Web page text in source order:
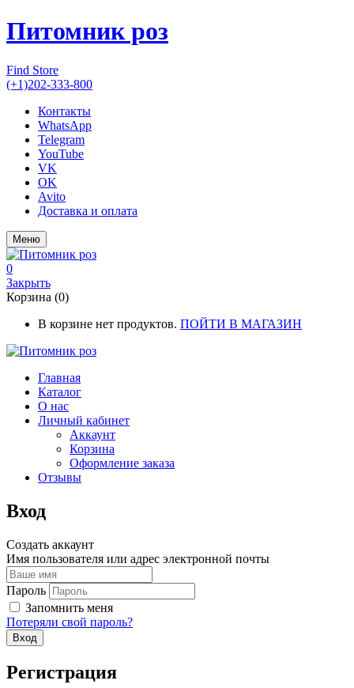
Питомник роз
Find Store
(+1)202-333-800
Контакты
WhatsApp
Telegram
YouTube
VK
OK
Avito
Доставка и оплата
Меню
0
Закрыть
Корзина (0)
В корзине нет продуктов. ПОЙТИ В МАГАЗИН
Главная
Каталог
О нас
Личный кабинет
Аккаунт
Корзина
Оформление заказа
Отзывы
Вход
Создать аккаунт
Имя пользователя или адрес электронной почты
Пароль
Запомнить меня
Потеряли свой пароль?
Регистрация